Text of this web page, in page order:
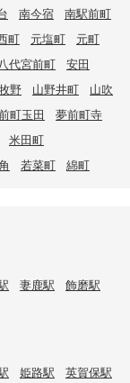
南今宿
南駅前町
町 元塩町
元町
代宮前町
安田
野 山野井町
山吹
町玉田
夢前町寺
米田町
若菜町 綿町
妻鹿駅
飾磨駅
姫路駅
英賀保駅